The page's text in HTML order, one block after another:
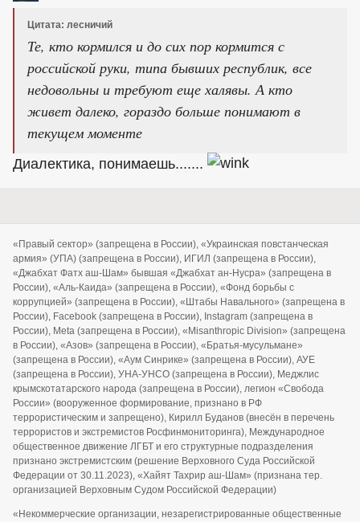
Цитата: лесничий
Те, кто кормился и до сих пор кормится с
российской руки, типа бывших республик, все
недовольны и требуют еще халявы. А кто
живет далеко, гораздо больше понимают в
текущем моменте
Диалектика, понимаешь.......
«Правый сектор» (запрещена в России), «Украинская повстанческая
армия» (УПА) (запрещена в России), ИГИЛ (запрещена в России),
«Джабхат Фатх аш-Шам» бывшая «Джабхат ан-Нусра» (запрещена в
России), «Аль-Каида» (запрещена в России), «Фонд борьбы с
коррупцией» (запрещена в России), «Штабы Навального» (запрещена в
России), Facebook (запрещена в России), Instagram (запрещена в
России), Meta (запрещена в России), «Misanthropic Division» (запрещена
в России), «Азов» (запрещена в России), «Братья-мусульмане»
(запрещена в России), «Аум Синрике» (запрещена в России), АУЕ
(запрещена в России), УНА-УНСО (запрещена в России), Меджлис
крымскотатарского народа (запрещена в России), легион «Свобода
России» (вооруженное формирование, признано в РФ
террористическим и запрещено), Кирилл Буданов (внесён в перечень
террористов и экстремистов Росфинмониторинга), Международное
общественное движение ЛГБТ и его структурные подразделения
признано экстремистским (решение Верховного Суда Российской
Федерации от 30.11.2023), «Хайят Тахрир аш-Шам» (признана тер.
организацией Верховным Судом Российской Федерации)
«Некоммерческие организации, незарегистрированные общественные